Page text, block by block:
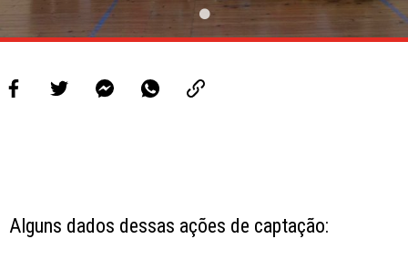
Alguns dados dessas ações de captação: